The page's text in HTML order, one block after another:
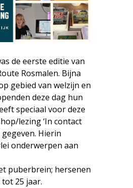
de eerste editie van
Rosmalen. Bijna
gebied van welzijn en
deze dag hun
speciaal voor deze
lezing ‘In contact
Hierin
onderwerpen aan
puberbrein; hersenen
25 jaar.